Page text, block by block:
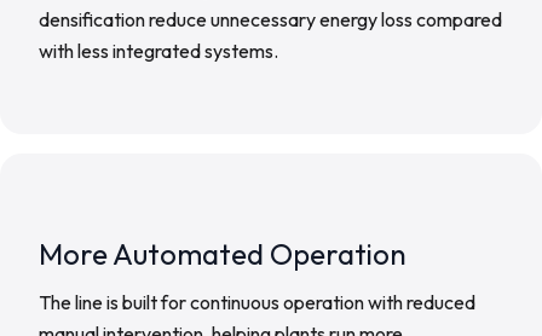
densification reduce unnecessary energy loss compared
with less integrated systems.
More Automated Operation
The line is built for continuous operation with reduced